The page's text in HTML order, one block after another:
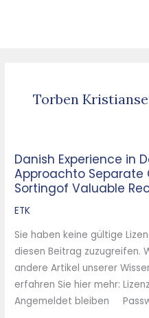
Torben
Danish Experience in
Approachto
Sortingof Valuable
ETK
Sie haben keine gültige
diesen Beitrag zuzugreifen.
andere Artikel unserer
erfahren Sie hier mehr:
Angemeldet bleiben
Danish
Experience
in
Developing
Approachto
Separate
Collection
and
Central